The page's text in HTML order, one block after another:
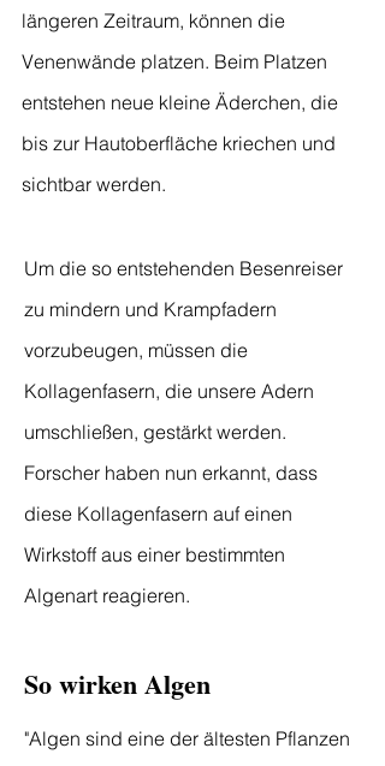
längeren Zeitraum, können die
Venenwände platzen. Beim Platzen
entstehen neue kleine Äderchen, die
bis zur Hautoberfläche kriechen und
sichtbar werden.
Um die so entstehenden Besenreiser
zu mindern und Krampfadern
vorzubeugen, müssen die
Kollagenfasern, die unsere Adern
umschließen, gestärkt werden.​
Forscher haben nun erkannt, dass
diese Kollagenfasern auf einen
Wirkstoff aus einer bestimmten
Algenart reagieren.
So wirken Algen
"Algen sind eine der ältesten Pflanzen